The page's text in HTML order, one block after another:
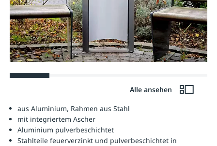
Alle ansehen
aus Aluminium, Rahmen aus Stahl
mit integriertem Ascher
Aluminium pulverbeschichtet
Stahlteile feuerverzinkt und pulverbeschichtet in